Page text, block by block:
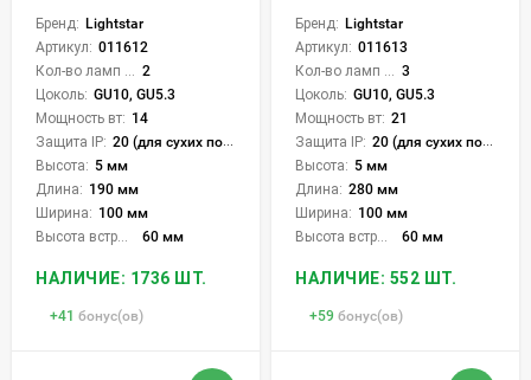
Бренд: Lightstar
Артикул: 011612
2
Цоколь: GU10, GU5.3
Мощность вт: 14
Защита IP: 20 (для сухих пом.)
Высота: 5 мм
Длина: 190 мм
Ширина: 100 мм
60 мм
НАЛИЧИЕ: 1736 ШТ.
+41 бонус(ов)
Бренд: Lightstar
Артикул: 011613
3
Цоколь: GU10, GU5.3
Мощность вт: 21
Защита IP: 20 (для сухих пом.)
Высота: 5 мм
Длина: 280 мм
Ширина: 100 мм
60 мм
НАЛИЧИЕ: 552 ШТ.
+59 бонус(ов)